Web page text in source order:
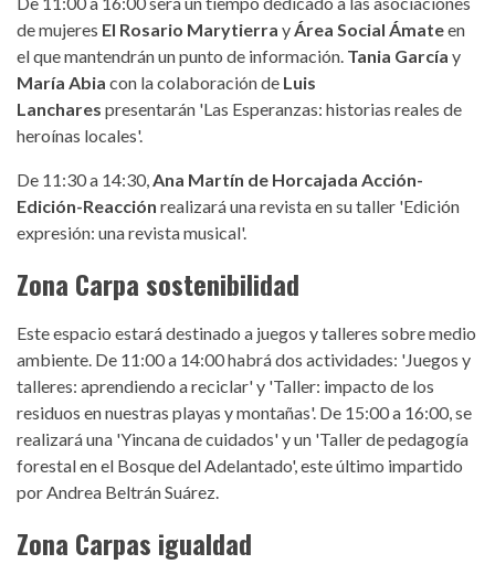
de mujeres El Rosario Marytierra yÁrea Social Ámateen
el que mantendrán un punto de información. Tania García y
María Abia con la colaboración de Luis
Lanchares presentarán 'Las Esperanzas: historias reales de
heroínas locales'.
De 11:30 a 14:30,Ana Martín de Horcajada Acción-
Edición-Reacción realizará una revista en su taller 'Edición
expresión: una revista musical'.
Zona Carpa sostenibilidad
Este espacio estará destinado a juegos y talleres sobre medio
ambiente. De 11:00 a 14:00 habrá dos actividades: 'Juegos y
talleres: aprendiendo a reciclar' y 'Taller: impacto de los
residuos en nuestras playas y montañas'. De 15:00 a 16:00, se
realizará una 'Yincana de cuidados' y un 'Taller de pedagogía
forestal en el Bosque del Adelantado', este último impartido
por Andrea Beltrán Suárez.
Zona Carpas igualdad